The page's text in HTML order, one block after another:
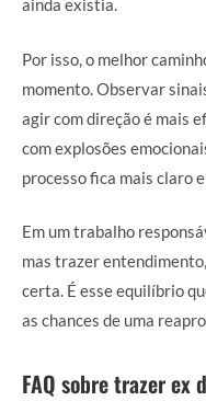
ainda existia.
Por isso, o melhor
momento. Observar
agir com direção é mais
com explosões
processo fica mais claro
Em um trabalho
mas trazer
certa. É esse equilíbrio
as chances de uma
FAQ sobre trazer ex